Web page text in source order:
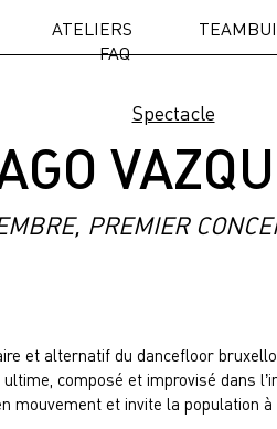
ATELIERS
FAQ
Spectacle
PREMIER
et alternatif du dancefloor
composé et improvisé dans
mouvement et invite la population